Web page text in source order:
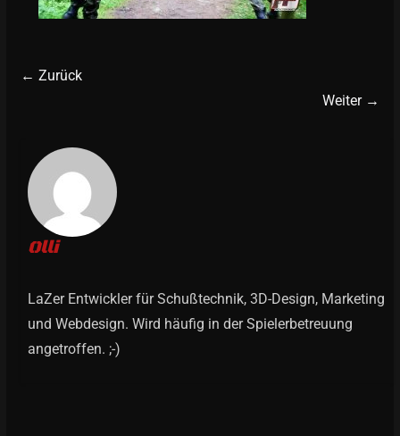
← Zurück
Weiter →
Olli
LaZer Entwickler für Schußtechnik, 3D-Design, Marketing
und Webdesign. Wird häufig in der Spielerbetreuung
angetroffen. ;-)